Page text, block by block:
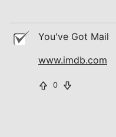
You've Got Mail
www.imdb.com
0